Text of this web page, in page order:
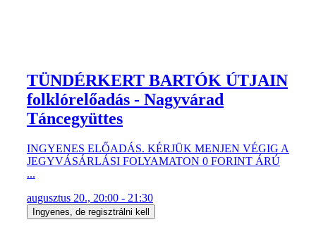
TÜNDÉRKERT BARTÓK ÚTJAIN
folklórelőadás - Nagyvárad
Táncegyüttes
INGYENES ELŐADÁS. KÉRJÜK MENJEN VÉGIG A
JEGYVÁSÁRLÁSI FOLYAMATON 0 FORINT ÁRÚ
...
augusztus 20., 20:00 - 21:30
Ingyenes, de regisztrálni kell